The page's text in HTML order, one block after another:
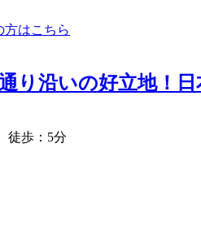
方はこちら
沿いの好立地！日
徒歩：5分